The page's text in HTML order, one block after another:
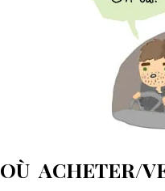
OÙ ACHETER/